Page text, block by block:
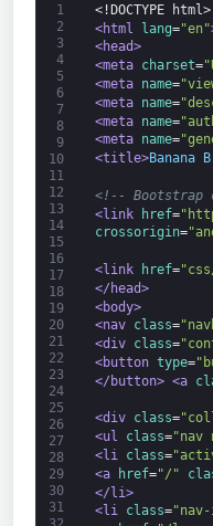
1
2
3
4
5
6
7
8
9
10
11
12
13
14
15
16
17
18
19
20
21
22
23
24
25
26
27
28
29
30
31
<!DOCTYPE html>
<html
lang="en"
<head>
<meta charset=
<meta name=
<meta name=
<meta name=
<meta name=
<title>Banana
<!-- Bootstrap
<link
href=
crossorigin=
<link href=
</head>
<body>
<nav class=
<div class=
<button type=
</button> <a
<div class=
<ul
class="nav
<li class=
<a
href="/"
</li>
<li class=